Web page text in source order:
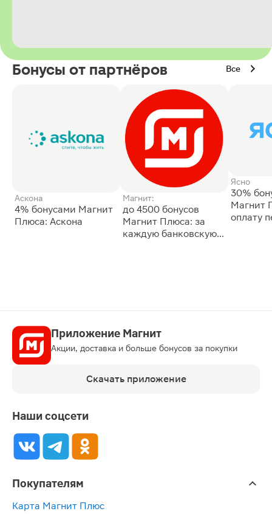
Бонусы от партнёров Все
Аскона
4% бонусами Магнит
Плюса: Аскона
Магнит:
до 4500 бонусов
Магнит Плюса: за
каждую банковскую
Ясно
30%
Магнит
оплату
Приложение Магнит
Акции, доставка и больше бонусов за покупки
Скачать приложение
Наши соцсети
Покупателям
Карта Магнит Плюс